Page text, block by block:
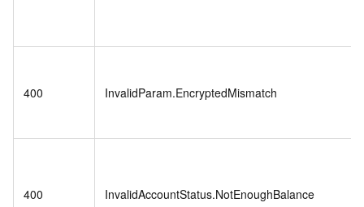
400 InvalidParam.EncryptedMismatch
400 InvalidAccountStatus.NotEnoughBalance